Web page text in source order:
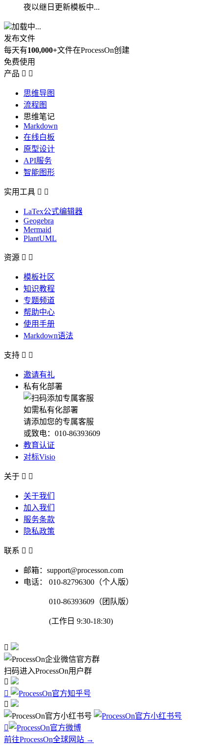
夜以继日更新模板中...
加载中...
发布文件
每天有100,000+文件在ProcessOn创建
免费使用
产品  
思维导图
流程图
思维笔记
Markdown
在线白板
原型设计
API服务
智能图形
实用工具  
LaTex公式编辑器
Geogebra
Mermaid
PlantUML
资源  
模板社区
知识教程
专题频道
帮助中心
使用手册
Markdown语法
支持  
邀请有礼
私有化部署
如需私有化部署
请添加您的专属客服
或致电：010-86393609
教育认证
对标Visio
关于  
关于我们
加入我们
服务条款
隐私政策
联系  
邮箱：support@processon.com
电话：
010-82796300（个人版）
010-86393609（团队版）
(工作日 9:30-18:30)

扫码进入ProcessOn用户群




前往ProcessOn全球网站 →